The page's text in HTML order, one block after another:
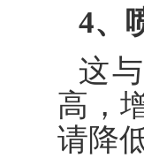
4、
这
高，
请降